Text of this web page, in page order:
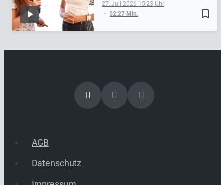
bookmark_border
27. Juli 2026 15:23
02:27 Min.
AGB
Datenschutz